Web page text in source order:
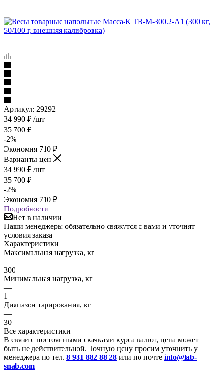
Артикул: 29292
34 990 ₽ /шт
35 700 ₽
-2%
Экономия 710 ₽
Варианты цен
34 990 ₽ /шт
35 700 ₽
-2%
Экономия 710 ₽
Подробности
Нет в наличии
Наши менеджеры обязательно свяжутся с вами и уточнят
условия заказа
Характеристики
Максимальная нагрузка, кг
—
300
Минимальная нагрузка, кг
—
1
Диапазон тарирования, кг
—
30
Все характеристики
В связи с постоянными скачками курса валют, цена может
быть не действительной. Точную цену просим уточнить у
менеджера по тел. 8 981 882 88 28 или по почте info@lab-
snab.com